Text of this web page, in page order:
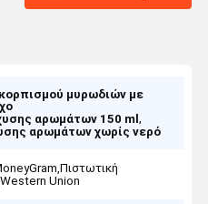
μυρωδιών με
αρωμάτων 150 ml,
αρωμάτων χωρίς νερό
Union